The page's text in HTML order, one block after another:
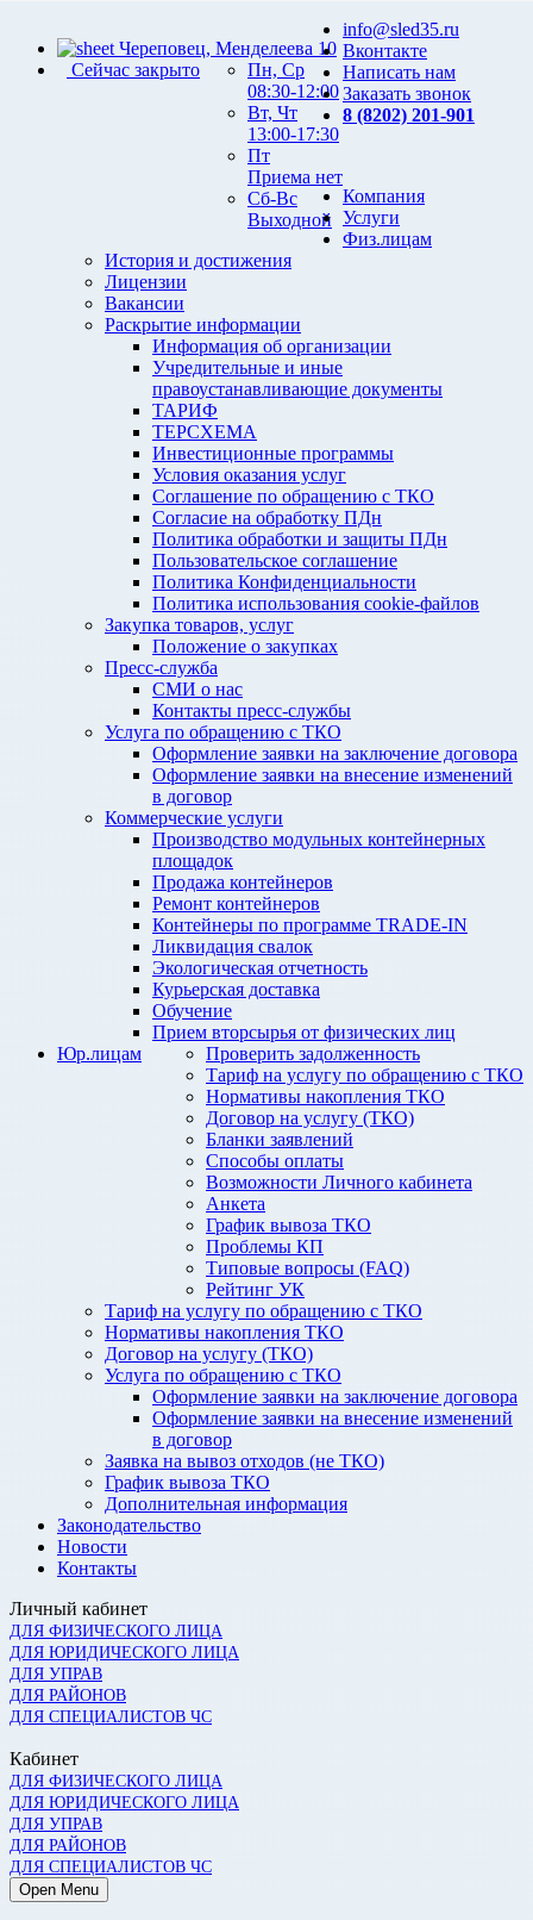
Череповец, Менделеева 10
Сейчас закрыто
Пн, Ср
08:30-12:00
Вт, Чт
13:00-17:30
Пт
Приема нет
Сб-Вс
Выходной
info@sled35.ru
Вконтакте
Написать нам
Заказать звонок
8 (8202) 201-901
Компания
История и достижения
Лицензии
Вакансии
Раскрытие информации
Информация об организации
Учредительные и иные
правоустанавливающие документы
ТАРИФ
ТЕРСХЕМА
Инвестиционные программы
Условия оказания услуг
Соглашение по обращению с ТКО
Согласие на обработку ПДн
Политика обработки и защиты ПДн
Пользовательское соглашение
Политика Конфиденциальности
Политика использования cookie-файлов
Закупка товаров, услуг
Положение о закупках
Пресс-служба
СМИ о нас
Контакты пресс-службы
Услуги
Услуга по обращению с ТКО
Оформление заявки на заключение договора
Оформление заявки на внесение изменений
в договор
Коммерческие услуги
Производство модульных контейнерных
площадок
Продажа контейнеров
Ремонт контейнеров
Контейнеры по программе TRADE-IN
Ликвидация свалок
Экологическая отчетность
Курьерская доставка
Обучение
Прием вторсырья от физических лиц
Физ.лицам
Проверить задолженность
Тариф на услугу по обращению с ТКО
Нормативы накопления ТКО
Договор на услугу (ТКО)
Бланки заявлений
Способы оплаты
Возможности Личного кабинета
Анкета
График вывоза ТКО
Проблемы КП
Типовые вопросы (FAQ)
Рейтинг УК
Юр.лицам
Тариф на услугу по обращению с ТКО
Нормативы накопления ТКО
Договор на услугу (ТКО)
Услуга по обращению с ТКО
Оформление заявки на заключение договора
Оформление заявки на внесение изменений
в договор
Заявка на вывоз отходов (не ТКО)
График вывоза ТКО
Дополнительная информация
Законодательство
Новости
Контакты
Личный кабинет
ДЛЯ ФИЗИЧЕСКОГО ЛИЦА
ДЛЯ ЮРИДИЧЕСКОГО ЛИЦА
ДЛЯ УПРАВ
ДЛЯ РАЙОНОВ
ДЛЯ СПЕЦИАЛИСТОВ ЧС
Кабинет
ДЛЯ ФИЗИЧЕСКОГО ЛИЦА
ДЛЯ ЮРИДИЧЕСКОГО ЛИЦА
ДЛЯ УПРАВ
ДЛЯ РАЙОНОВ
ДЛЯ СПЕЦИАЛИСТОВ ЧС
Open Menu